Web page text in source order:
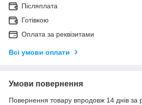
Післяплата
Готівкою
Оплата за реквізитами
Всі умови оплати
Умови повернення
Повернення товару впродовж 14 днів за